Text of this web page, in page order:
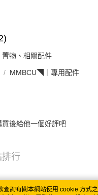
物、相關配件
MMBCU◥｜專用配件
後給他一個好評吧
排行
查詢有關本網站使用 cookie 方式